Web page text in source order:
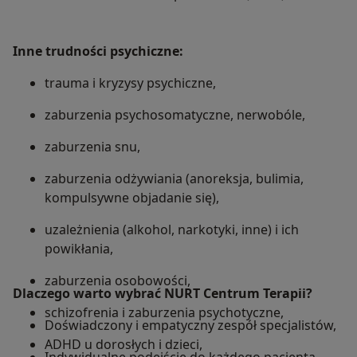
Inne trudności psychiczne:
trauma i kryzysy psychiczne,
zaburzenia psychosomatyczne, nerwobóle,
zaburzenia snu,
zaburzenia odżywiania (anoreksja, bulimia,
kompulsywne objadanie się),
uzależnienia (alkohol, narkotyki, inne) i ich
powikłania,
zaburzenia osobowości,
schizofrenia i zaburzenia psychotyczne,
ADHD u dorosłych i dzieci,
Dlaczego warto wybrać NURT Centrum Terapii?
Doświadczony i empatyczny zespół specjalistów,